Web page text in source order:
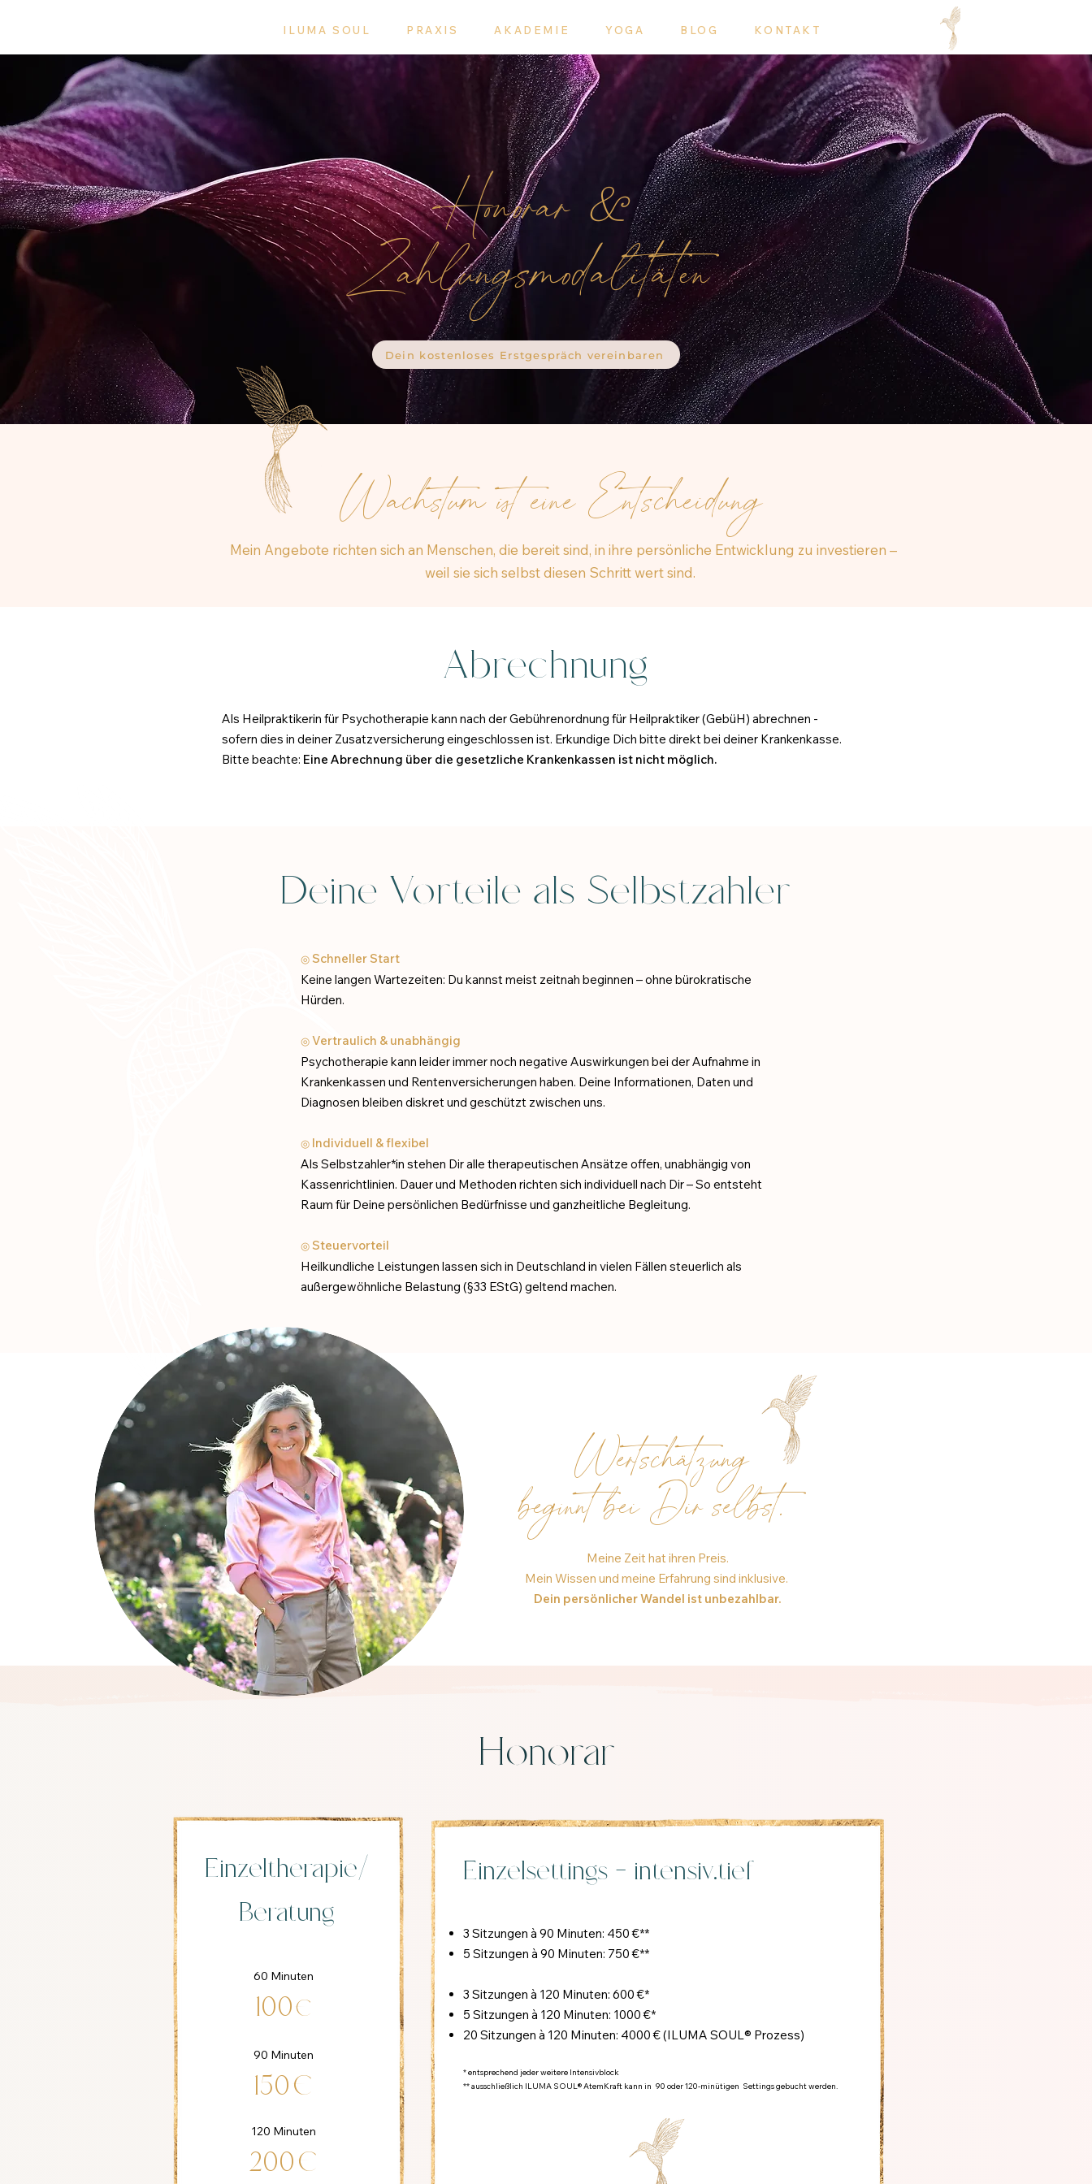
ILUMA SOUL PRAXIS AKADEMIE YOGA BLOG KONTAKT
Honorar &
Zahlungsmodalitäten
Dein kostenloses Erstgespräch vereinbaren
Wachstum ist eine Entscheidung
Mein Angebote richten sich an Menschen, die bereit sind, in ihre persönliche Entwicklung zu investieren –
weil sie sich selbst diesen Schritt wert sind.
Abrechnung
Als Heilpraktikerin für Psychotherapie kann nach der Gebührenordnung für Heilpraktiker (GebüH) abrechnen -
sofern dies in deiner Zusatzversicherung eingeschlossen ist. Erkundige Dich bitte direkt bei deiner Krankenkasse.
Bitte beachte: Eine Abrechnung über die gesetzliche Krankenkassen ist nicht möglich.
Deine Vorteile als Selbstzahler
◎ Schneller Start
Keine langen Wartezeiten: Du kannst meist zeitnah beginnen – ohne bürokratische
Hürden.
◎Vertraulich & unabhängig
Psychotherapie kann leider immer noch negative Auswirkungen bei der Aufnahme in
Krankenkassen und Rentenversicherungen haben. Deine Informationen, Daten und
Diagnosen bleiben diskret und geschützt zwischen uns.
◎ Individuell & flexibel
Als Selbstzahler*in stehen Dir alle therapeutischen Ansätze offen, unabhängig von
Kassenrichtlinien. Dauer und Methoden richten sich individuell nach Dir – So entsteht
Raum für Deine persönlichen Bedürfnisse und ganzheitliche Begleitung.
◎ Steuervorteil
Heilkundliche Leistungen lassen sich in Deutschland in vielen Fällen steuerlich als
außergewöhnliche Belastung (§33 EStG) geltend machen.
Honorar
60 Minuten
100€
90 Minuten
150€
120 Minuten
200€
Einzeltherapie/
Beratung
Einzelsettings - intensiv.tief
3 Sitzungen à 90 Minuten: 450 €**
5 Sitzungen à 90 Minuten: 750 €**
3 Sitzungen à 120 Minuten: 600 €*
5 Sitzungen à 120 Minuten: 1000 €*
20 Sitzungen à 120 Minuten: 4000 € (ILUMA SOUL® Prozess)
* entsprechend jeder weitere Intensivblock
** ausschließlich ILUMA SOUL® AtemKraft kann in 90 oder 120-minütigen Settings gebucht werden.
Wertschätzung
beginnt bei Dir selbst.
Meine Zeit hat ihren Preis.
Mein Wissen und meine Erfahrung sind inklusive.
Dein persönlicher Wandel ist unbezahlbar.